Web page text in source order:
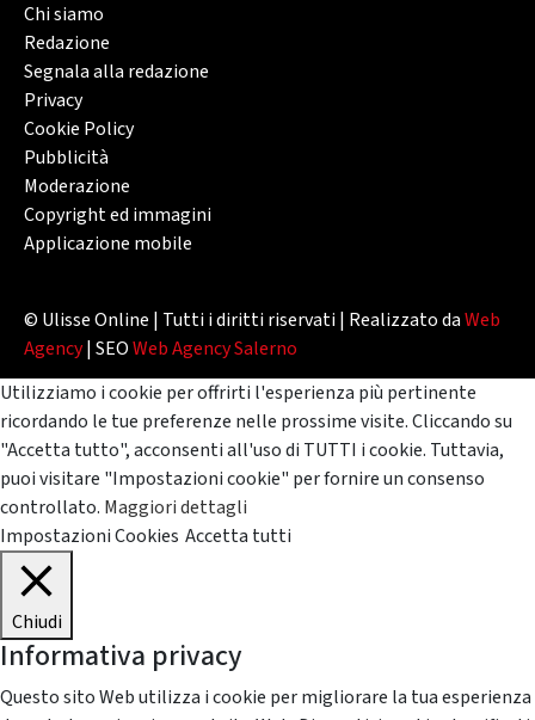
Chi siamo
Redazione
Segnala alla redazione
Privacy
Cookie Policy
Pubblicità
Moderazione
Copyright ed immagini
Applicazione mobile
© Ulisse Online | Tutti i diritti riservati | Realizzato daWeb
Agency| SEOWeb Agency Salerno
Utilizziamo i cookie per offrirti l'esperienza più pertinente
ricordando le tue preferenze nelle prossime visite. Cliccando su
"Accetta tutto", acconsenti all'uso di TUTTI i cookie. Tuttavia,
puoi visitare "Impostazioni cookie" per fornire un consenso
controllato. Maggiori dettagli
Impostazioni Cookies Accetta tutti
Chiudi
Informativa privacy
Questo sito Web utilizza i cookie per migliorare la tua esperienza